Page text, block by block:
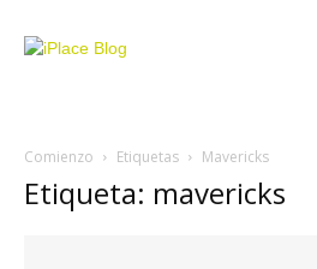
Comienzo Etiquetas Mavericks
Etiqueta: mavericks